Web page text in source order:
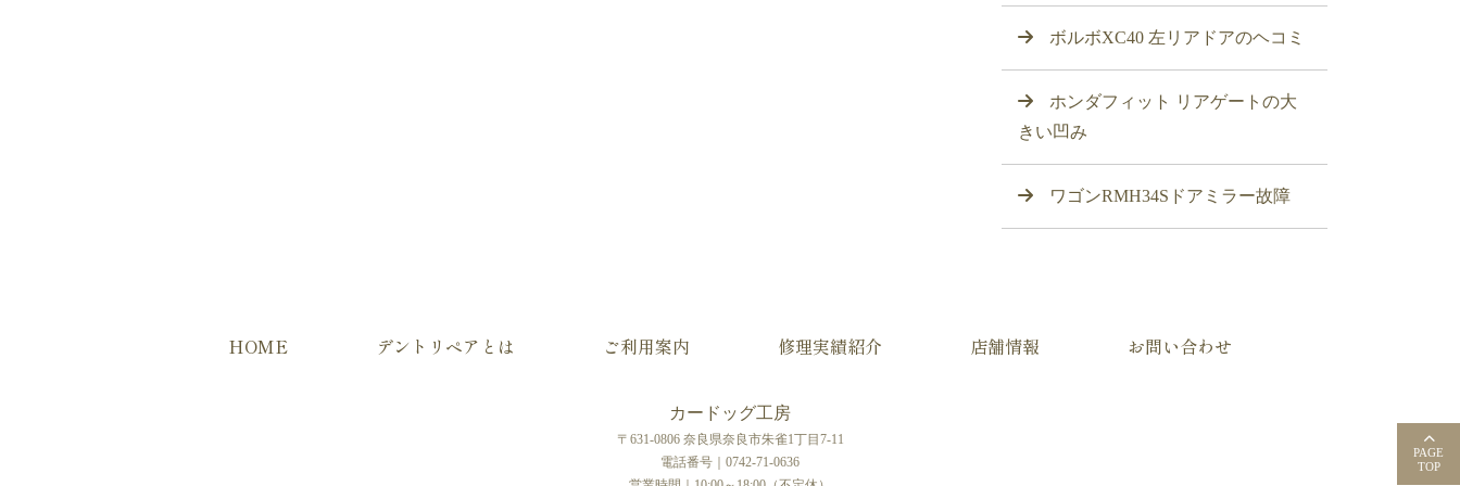
ボルボXC40 左リアドアのヘコミ
ホンダフィット リアゲートの大
きい凹み
ワゴンRMH34Sドアミラー故障
PAGE
TOP
HOME デントリペアとは ご利用案内 修理実績紹介 店舗情報 お問い合わせ
カードッグ工房
〒631-0806 奈良県奈良市朱雀1丁目7-11
電話番号｜0742-71-0636